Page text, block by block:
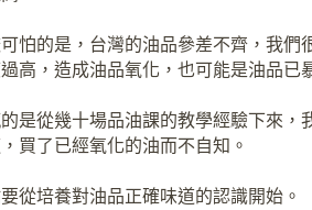
怕的是，台灣的油品參差不齊，我
高，造成油品氧化，也可能是油品已
是從幾十場品油課的教學經驗下來
買了已經氧化的油而不自知。
從培養對油品正確味道的認識開始。